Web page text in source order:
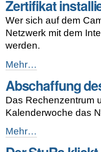
umgezogen!
Zertifikat
Wer sich auf dem
Netzwerk mit dem
werden.
Wer
das
Netz
eduroam
mit
Android
sollte
ein
Zertifikat
Mehr…
Abschaffung
Das Rechenzentrum
Kalenderwoche das
Abschaffung
des
Netzwerkes
Mehr…